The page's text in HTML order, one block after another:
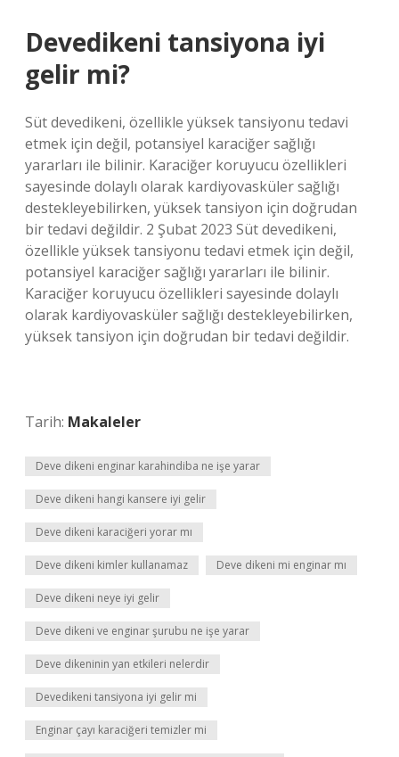
Devedikeni tansiyona iyi
gelir mi?
Süt devedikeni, özellikle yüksek tansiyonu tedavi
etmek için değil, potansiyel karaciğer sağlığı
yararları ile bilinir. Karaciğer koruyucu özellikleri
sayesinde dolaylı olarak kardiyovasküler sağlığı
destekleyebilirken, yüksek tansiyon için doğrudan
bir tedavi değildir. 2 Şubat 2023 Süt devedikeni,
özellikle yüksek tansiyonu tedavi etmek için değil,
potansiyel karaciğer sağlığı yararları ile bilinir.
Karaciğer koruyucu özellikleri sayesinde dolaylı
olarak kardiyovasküler sağlığı destekleyebilirken,
yüksek tansiyon için doğrudan bir tedavi değildir.
Tarih: Makaleler
Deve dikeni enginar karahindiba ne işe yarar
Deve dikeni hangi kansere iyi gelir
Deve dikeni karaciğeri yorar mı
Deve dikeni kimler kullanamaz Deve dikeni mi enginar mı
Deve dikeni neye iyi gelir
Deve dikeni ve enginar şurubu ne işe yarar
Deve dikeninin yan etkileri nelerdir
Devedikeni tansiyona iyi gelir mi
Enginar çayı karaciğeri temizler mi